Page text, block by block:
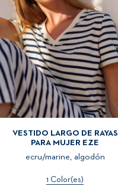
VESTIDO LARGO DE RAYAS
PARA MUJER EZE
ecru/marine, algodón
1 Color(es)